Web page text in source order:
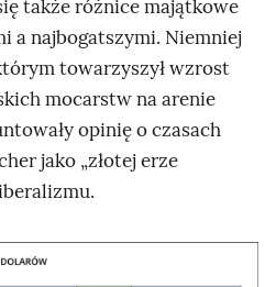
także różnice majątkowe
a najbogatszymi. Niemniej
towarzyszył wzrost
mocarstw na arenie
opinię o czasach
jako „złotej erze